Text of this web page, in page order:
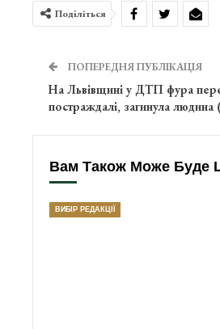
Поділіться
ПОПЕРЕДНЯ ПУБЛІКАЦІЯ
На Львівщині у ДТП фура
постраждалі, загинула
Вам Також Може Буде
ВИБІР РЕДАКЦІЇ